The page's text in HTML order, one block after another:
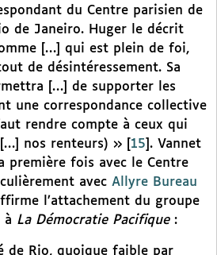
du Centre parisien de
de Janeiro. Huger le décrit
[…] qui est plein de foi,
de désintéressement. Sa
[…] de supporter les
une correspondance collective
rendre compte à ceux qui
nos renteurs) »
15 . Vannet
première fois avec le Centre
avec Allyre Bureau
l’attachement du groupe
à La Démocratie Pacifique:
de Rio, quoique faible par